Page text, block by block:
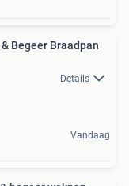
Begeer Braadpan
Details
Vandaag